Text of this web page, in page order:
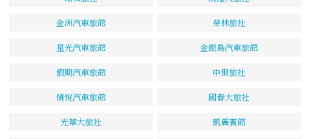
金洲汽車旅館 榮林旅社
星光汽車旅館 金銀島汽車旅館
假期汽車旅館 中里旅社
情悅汽車旅館 國春大旅社
光華大旅社 凱麗賓館